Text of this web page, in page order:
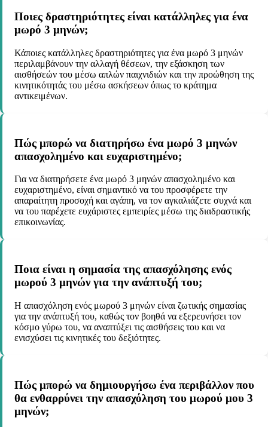
Ποιες δραστηριότητες είναι κατάλληλες για ένα
μωρό 3 μηνών;
Κάποιες κατάλληλες δραστηριότητες για ένα μωρό 3 μηνών
περιλαμβάνουν την αλλαγή θέσεων, την εξάσκηση των
αισθήσεών του μέσω απλών παιχνιδιών και την προώθηση της
κινητικότητάς του μέσω ασκήσεων όπως το κράτημα
αντικειμένων.
Πώς μπορώ να διατηρήσω ένα μωρό 3 μηνών
απασχολημένο και ευχαριστημένο;
Για να διατηρήσετε ένα μωρό 3 μηνών απασχολημένο και
ευχαριστημένο, είναι σημαντικό να του προσφέρετε την
απαραίτητη προσοχή και αγάπη, να τον αγκαλιάζετε συχνά και
να του παρέχετε ευχάριστες εμπειρίες μέσω της διαδραστικής
επικοινωνίας.
Ποια είναι η σημασία της απασχόλησης ενός
μωρού 3 μηνών για την ανάπτυξή του;
Η απασχόληση ενός μωρού 3 μηνών είναι ζωτικής σημασίας
για την ανάπτυξή του, καθώς τον βοηθά να εξερευνήσει τον
κόσμο γύρω του, να αναπτύξει τις αισθήσεις του και να
ενισχύσει τις κινητικές του δεξιότητες.
Πώς μπορώ να δημιουργήσω ένα περιβάλλον που
θα ενθαρρύνει την απασχόληση του μωρού μου 3
μηνών;